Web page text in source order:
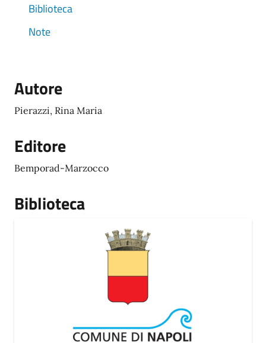
Biblioteca
Note
Autore
Pierazzi, Rina Maria
Editore
Bemporad-Marzocco
Biblioteca